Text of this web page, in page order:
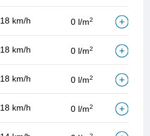
18 km/h 0 l/m2
18 km/h 0 l/m2
18 km/h 0 l/m2
18 km/h 0 l/m2